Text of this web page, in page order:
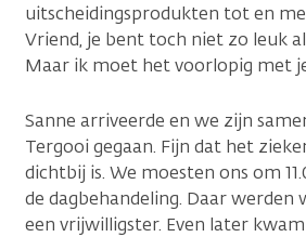
uitscheidingsprodukten tot en
Vriend, je bent toch niet zo leuk
Maar ik moet het voorlopig met
Sanne arriveerde en we zijn
Tergooi gegaan. Fijn dat het
dichtbij is. We moesten ons om
de dagbehandeling. Daar werden
een vrijwilligster. Even later